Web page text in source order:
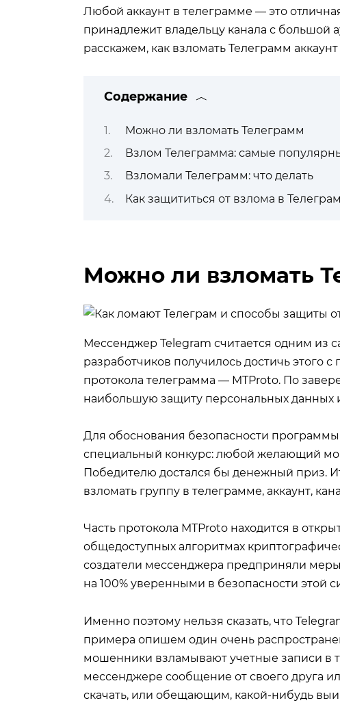
Любой аккаунт в телеграмме — это
принадлежит владельцу канала с большой
расскажем, как взломать Телеграмм
Содержание
Можно ли взломать Телеграмм
Взлом Телеграмма: самые
Взломали Телеграмм: что делать
Как защититься от взлома в
Можно ли взломать
Мессенджер Telegram считается одним из
разработчиков получилось достичь этого
протокола телеграмма — MTProto. По
наибольшую защиту персональных данных
Для обоснования безопасности
специальный конкурс: любой желающий
Победителю достался бы денежный приз.
взломать группу в телеграмме, аккаунт,
Часть протокола MTProto находится в
общедоступных алгоритмах
создатели мессенджера предприняли
на 100% уверенными в безопасности этой
Именно поэтому нельзя сказать, что
примера опишем один очень
мошенники взламывают учетные записи в
мессенджере сообщение от своего друга
скачать, или обещающим, какой-нибудь